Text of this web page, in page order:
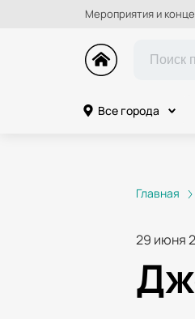
Мероприятия и
Все города
Главная
29 июня